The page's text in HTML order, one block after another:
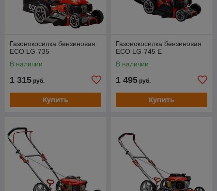
Газонокосилка бензиновая
ECO LG-735
В наличии
1 315 руб.
Купить
Газонокосилка бензиновая
ECO LG-745 E
В наличии
1 495 руб.
Купить